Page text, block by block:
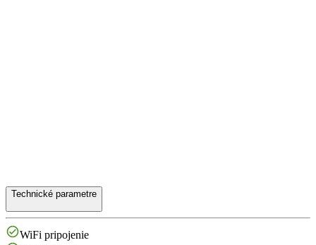
Technické parametre
WiFi pripojenie